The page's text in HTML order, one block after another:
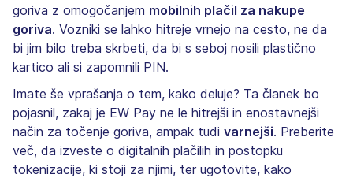
goriva z omogočanjem mobilnih plačil za nakupe
goriva. Vozniki se lahko hitreje vrnejo na cesto, ne da
bi jim bilo treba skrbeti, da bi s seboj nosili plastično
kartico ali si zapomnili PIN.
Imate še vprašanja o tem, kako deluje? Ta članek bo
pojasnil, zakaj je EW Pay ne le hitrejši in enostavnejši
način za točenje goriva, ampak tudi varnejši. Preberite
več, da izveste o digitalnih plačilih in postopku
tokenizacije, ki stoji za njimi, ter ugotovite, kako